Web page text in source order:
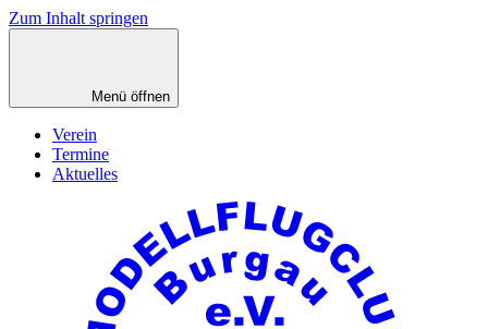
Zum Inhalt springen
Menü öffnen
Verein
Termine
Aktuelles